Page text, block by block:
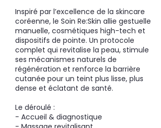
Inspiré par l’excellence de la skincare
coréenne, le Soin Re:Skin allie gestuelle
manuelle, cosmétiques high-tech et
dispositifs de pointe. Un protocole
complet qui revitalise la peau, stimule
ses mécanismes naturels de
régénération et renforce la barrière
cutanée pour un teint plus lisse, plus
dense et éclatant de santé.
Le déroulé :
- Accueil & diagnostique